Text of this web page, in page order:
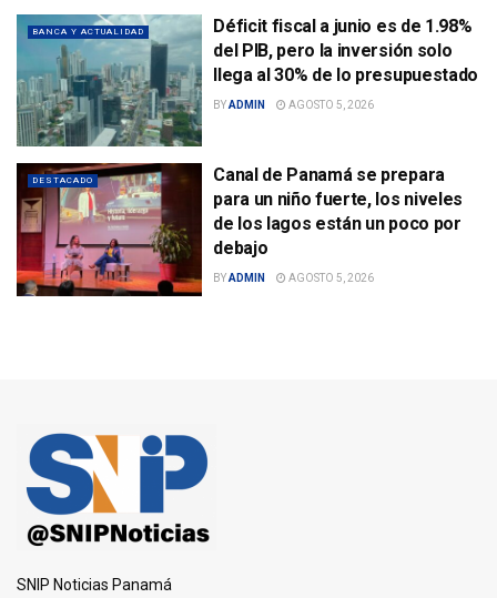
BANCA Y ACTUALIDAD
Déficit fiscal a junio es de 1.98%
del PIB, pero la inversión solo
llega al 30% de lo presupuestado
BYADMIN AGOSTO 5, 2026
DESTACADO
Canal de Panamá se prepara
para un niño fuerte, los niveles
de los lagos están un poco por
debajo
BYADMIN AGOSTO 5, 2026
SNIP Noticias Panamá